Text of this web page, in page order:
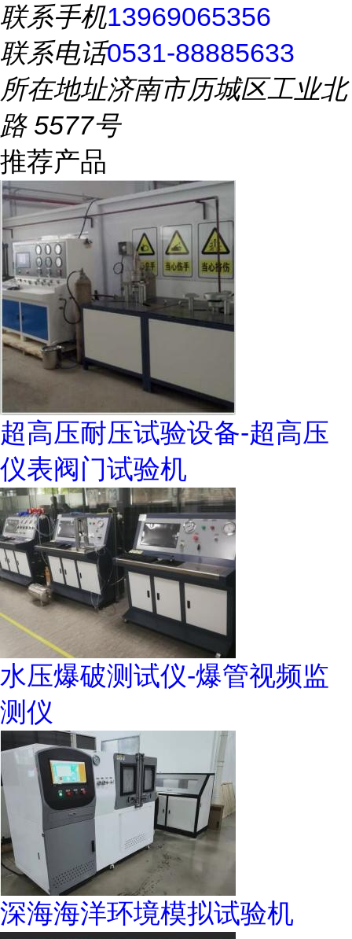
联系手机13969065356
联系电话0531-88885633
所在地址济南市历城区工业北
路 5577号
推荐产品
超高压耐压试验设备-超高压
仪表阀门试验机
水压爆破测试仪-爆管视频监
测仪
深海海洋环境模拟试验机